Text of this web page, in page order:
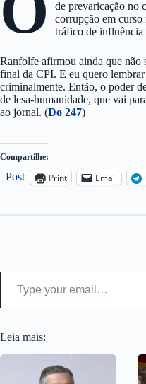
de prevaricação no
corrupção em
tráfico de influência
Ranfolfe afirmou ainda que não
final da CPI. E eu quero lembrar
criminalmente. Então, o poder
de lesa-humanidade, que vai
ao jornal. (Do 247)
Compartilhe:
Post Print Email
Type your email…
Leia mais: